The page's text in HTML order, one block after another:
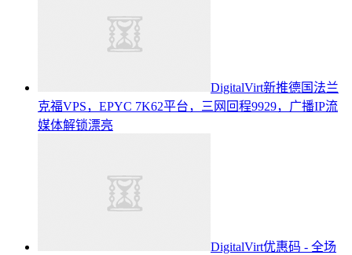
DigitalVirt新推德国法兰
克福VPS，EPYC 7K62平台，三网回程9929，广播IP流
媒体解锁漂亮
DigitalVirt优惠码 - 全场